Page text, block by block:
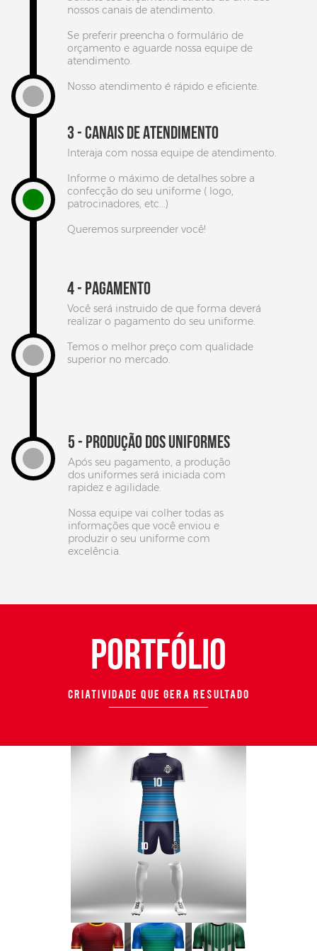
nossos canais de atendimento.
Se preferir preencha o formulário de
orçamento e aguarde nossa equipe de
atendimento.
Nosso atendimento é rápido e eficiente.
3 - CANAIS DE ATENDIMENTO
Interaja com nossa equipe de atendimento.
Informe o máximo de detalhes sobre a
confecção do seu uniforme ( logo,
patrocinadores, etc...)
Queremos surpreender você!
4 - PAGAMENTO
Você será instruido de que forma deverá
realizar o pagamento do seu uniforme.
Temos o melhor preço com qualidade
superior no mercado.
5 - PRODUÇÃO DOS UNIFORMES
Após seu pagamento, a produção
dos uniformes será iniciada com
rapidez e agilidade.
Nossa equipe vai colher todas as
informações que você enviou e
produzir o seu uniforme com
excelência.
PORTFÓLIO
CRIATIVIDADE QUE GERA RESULTADO